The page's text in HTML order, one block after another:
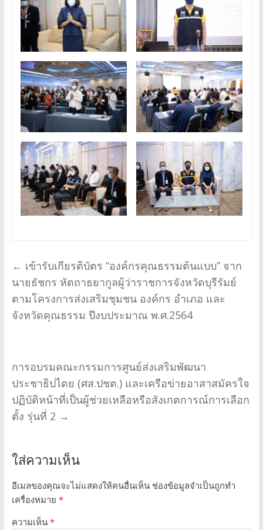
← เข้ารับเกียรติบัตร “องค์กรคุณธรรมต้นแบบ” จาก
นายธัชกร หัตถาธยากูลผู้ว่าราชการจังหวัดบุรีรัมย์
ตามโครงการส่งเสริมชุมชน องค์กร อำเภอ และ
จังหวัดคุณธรรม ปีงบประมาณ พ.ศ.2564
การอบรมคณะกรรมการศูนย์ส่งเสริมพัฒนา
ประชาธิปไตย (ศส.ปชต.) และเครือข่ายอาสาสมัครใจ
ปฏิบัติหน้าที่เป็นผู้ช่วยเหลือหรือสังเกตการณ์การเลือก
ตั้ง รุ่นที่ 2 →
ใส่ความเห็น
อีเมลของคุณจะไม่แสดงให้คนอื่นเห็น ช่องข้อมูลจำเป็นถูกทำ
เครื่องหมาย *
ความเห็น *